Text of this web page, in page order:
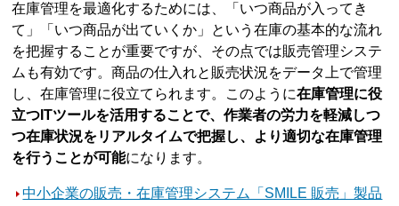
在庫管理を最適化するためには、「いつ商品が入ってき
て」「いつ商品が出ていくか」という在庫の基本的な流れ
を把握することが重要ですが、その点では販売管理システ
ムも有効です。商品の仕入れと販売状況をデータ上で管理
し、在庫管理に役立てられます。このように在庫管理に役
立つITツールを活用することで、作業者の労力を軽減しつ
つ在庫状況をリアルタイムで把握し、より適切な在庫管理
を行うことが可能になります。
中小企業の販売・在庫管理システム「SMILE 販売」製品